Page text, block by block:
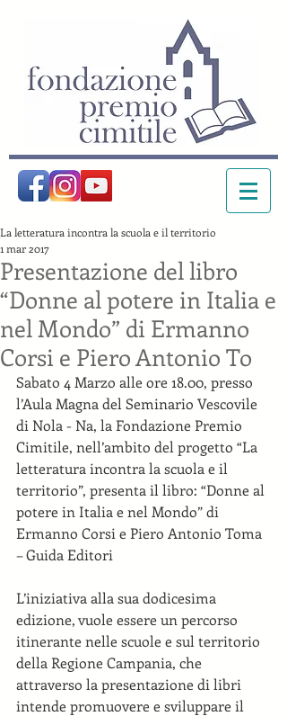
Presentazione del libro
“Donne al potere in Italia e
nel Mondo” di Ermanno
Corsi e Piero Antonio To
La letteratura incontra la scuola e il territorio
1 mar 2017
Sabato 4 Marzo alle ore 18.00, presso
l’Aula Magna del Seminario Vescovile
di Nola - Na, la Fondazione Premio
Cimitile, nell’ambito del progetto “La
letteratura incontra la scuola e il
territorio”, presenta il libro: “Donne al
potere in Italia e nel Mondo” di
Ermanno Corsi e Piero Antonio Toma
– Guida Editori
L’iniziativa alla sua dodicesima
edizione, vuole essere un percorso
itinerante nelle scuole e sul territorio
della Regione Campania, che
attraverso la presentazione di libri
intende promuovere e sviluppare il